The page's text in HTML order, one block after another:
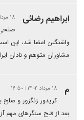
ابراهیم رضائی ۱۸ مرداد ۱۴۰۴ | ۱۵:۱۷
واشنگتن امضا شد، این
مشاوران متوهم و نادان
م ۱۸ مرداد ۱۴۰۴ | ۱۶:۵۰
کریدور زنگزور و صلح
بعد از فتح سنگرهای مهم